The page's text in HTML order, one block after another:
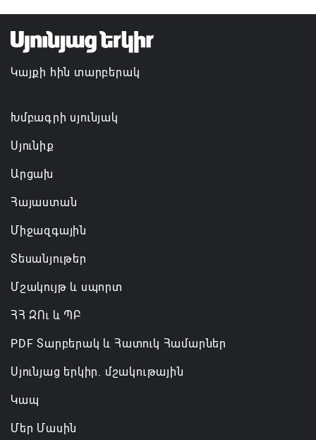
TRIP ծրագրով 120 մլն եվրո ներդրում՝
Հայաստանի մի շարք զբոսաշրջային
կլաստերների զարգացման համար
Կայքի հին տարբերակ
Խմբագրի սյունյակ
Սյունիք
Արցախ
Հայաստան
Միջազգային
Տեսանյութեր
Մշակույթ և սպորտ
ՀՀ ԶՈւ և ՊԲ
PDF Տարբերակ և Հատուկ Համարներ
Սյունյաց երկիր. մշակութային
Կապ
Մեր Մասին